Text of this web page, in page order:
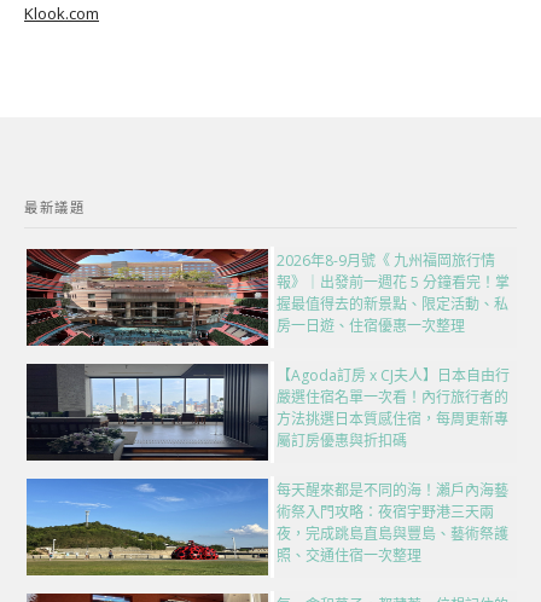
Klook.com
最新議題
2026年8-9月號《 九州福岡旅行情
報》｜出發前一週花 5 分鐘看完！掌
握最值得去的新景點、限定活動、私
房一日遊、住宿優惠一次整理
【Agoda訂房 x CJ夫人】日本自由行
嚴選住宿名單一次看！內行旅行者的
方法挑選日本質感住宿，每周更新專
屬訂房優惠與折扣碼
每天醒來都是不同的海！瀨戶內海藝
術祭入門攻略：夜宿宇野港三天兩
夜，完成跳島直島與豐島、藝術祭護
照、交通住宿一次整理